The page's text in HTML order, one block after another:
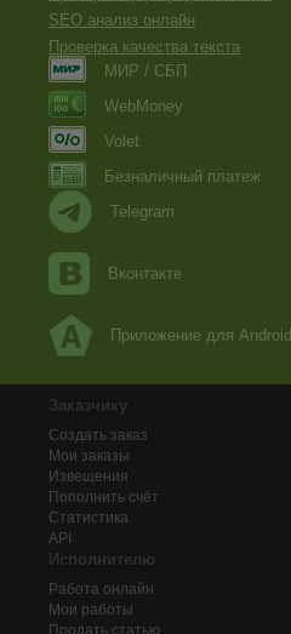
SEO анализ онлайн
Проверка качества текста
МИР / СБП
WebMoney
Volet
Безналичный платеж
Telegram
Вконтакте
Приложение для Android
Заказчику
Создать заказ
Мои заказы
Извещения
Пополнить счёт
Статистика
API
Исполнителю
Работа онлайн
Мои работы
Продать статью